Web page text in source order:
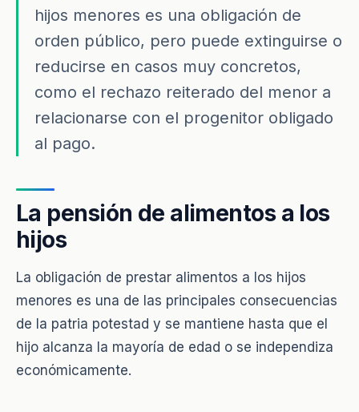
hijos menores es una obligación de
orden público, pero puede extinguirse o
reducirse en casos muy concretos,
como el rechazo reiterado del menor a
relacionarse con el progenitor obligado
al pago.
La pensión de alimentos a los
hijos
La obligación de prestar alimentos a los hijos
menores es una de las principales consecuencias
de la patria potestad y se mantiene hasta que el
hijo alcanza la mayoría de edad o se independiza
económicamente.